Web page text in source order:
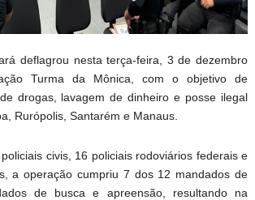
deflagrou nesta terça-feira, 3 de dezembro
Turma da Mônica, com o objetivo de
drogas, lavagem de dinheiro e posse ilegal
Rurópolis, Santarém e Manaus.
civis, 16 policiais rodoviários federais e
a operação cumpriu 7 dos 12 mandados de
de busca e apreensão, resultando na